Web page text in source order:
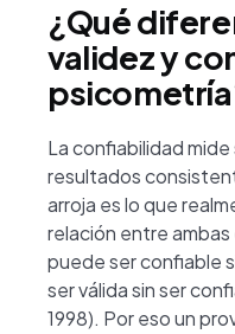
¿Qué
validez y
La confiabilidad mide
resultados
arroja es lo que
relación entre
puede ser confiable
ser válida sin ser
1998). Por eso un